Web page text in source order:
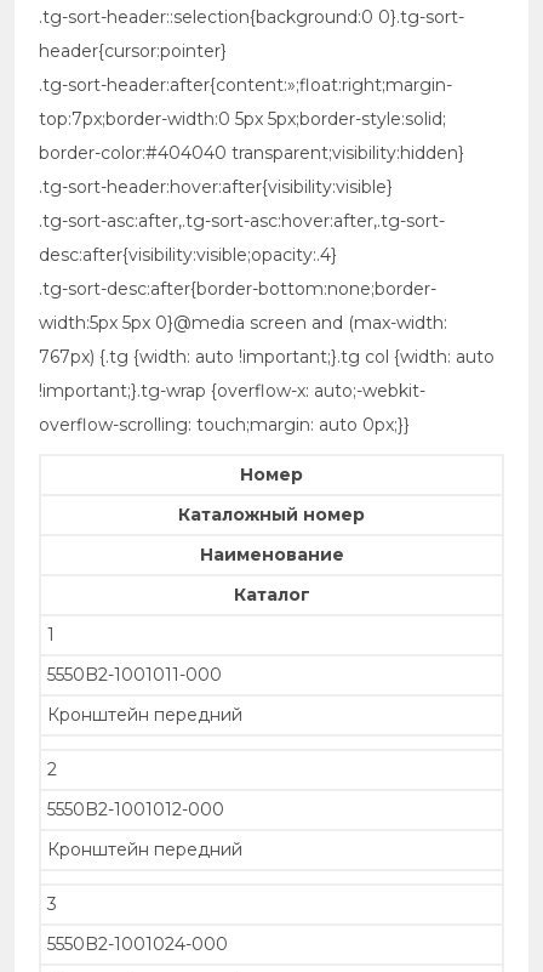
.tg-sort-header::selection{background:0 0}.tg-sort-
header{cursor:pointer}
.tg-sort-header:after{content:»;float:right;margin-
top:7px;border-width:0 5px 5px;border-style:solid;
border-color:#404040 transparent;visibility:hidden}
.tg-sort-header:hover:after{visibility:visible}
.tg-sort-asc:after,.tg-sort-asc:hover:after,.tg-sort-
desc:after{visibility:visible;opacity:.4}
.tg-sort-desc:after{border-bottom:none;border-
width:5px 5px 0}@media screen and (max-width:
767px) {.tg {width: auto !important;}.tg col {width: auto
!important;}.tg-wrap {overflow-x: auto;-webkit-
overflow-scrolling: touch;margin: auto 0px;}}
Номер
Каталожный номер
Наименование
Каталог
1
5550B2-1001011-000
Кронштейн передний
2
5550B2-1001012-000
Кронштейн передний
3
5550B2-1001024-000